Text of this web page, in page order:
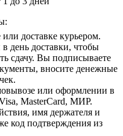
доставке курьером.
день доставки, чтобы
сдачу. Вы подписываете
вносите денежные
или оформлении в
MasterCard, МИР.
имя держателя и
код подтверждения из